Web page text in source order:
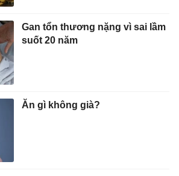
Gan tổn thương nặng vì sai lầm
suốt 20 năm
Ăn gì không già?